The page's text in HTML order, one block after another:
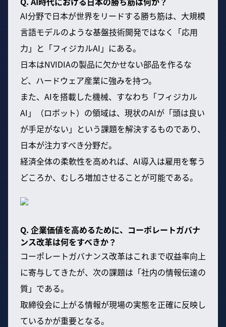
AI分野で日本が世界をリードする勝ち筋は、大規模
言語モデルのような基盤技術開発ではなく「応用
力」と「フィジカルAI」にある。
日本はNVIDIAの製品に欠かせない部品を作るな
ど、ハードウェア産業に強みを持つ。
また、AIを搭載した機械、すなわち「フィジカル
AI」（ロボット）の領域は、現状のAIが「頭は良い
が手足がない」という課題を解決するものであり、
日本が注力すべき分野だ。
経済全体の柔軟性を高めれば、AI導入は雇用を奪う
どころか、むしろ増加させることが可能である。
Q. 企業価値を高めるために、コーポレートガバナ
ンス改革は何をすべきか？
コーポレートガバナンス改革はこれまで収益率向上
に寄与してきたが、次の課題は「社内の情報伝達の
質」である。
取締役会に上がる情報が現場の実態を正確に反映し
ているかが重要となる。